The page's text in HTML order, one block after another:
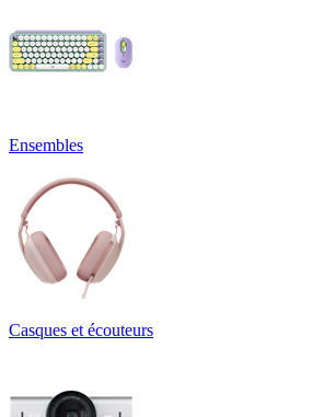
Ensembles
Casques et écouteurs